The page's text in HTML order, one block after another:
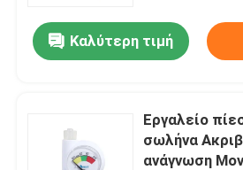
Νέα
Όλες οι περιπτώσεις
Καλύτερη τιμή
Εργαλείο
σωλήνα
ανάγνωση